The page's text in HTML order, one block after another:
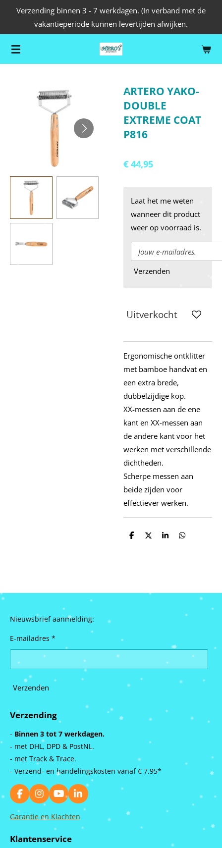
de
hoofdinhoud
Verzending binnen 3 - 7 werkdagen. (In verband met de
vakantieperiode kunnen levertijden afwijken.
ARTERO YAKO-
DOUBLE
EXTREME COAT
P816
€ 44,95
Laat het me weten
wanneer dit product
weer op voorraad is.
Verzenden
Uitverkocht
Ergonomische ontklitter
met bamboe handvat en
een extra brede,
dubbelzijdige kop.
XX-messen aan de ene
kant en XX-messen aan
de andere kant voor het
werken met verschillende
dichtheden.
Scherpe messen aan
beide zijden voor
effectiever werken.
D
D
S
D
Nieuwsbrief aanmelding:
E-mailadres *
Verzenden
Verzending
- Binnen 3 tot 7 werkdagen.
- met DHL, DPD & PostNL.
- met Track & Trace.
- Verzend- en handelingskosten vanaf € 7,95*
F
a
c
o
I
n
s
g
Y
o
u
u
b
L
i
n
Garantie en Klachten
Klantenservice